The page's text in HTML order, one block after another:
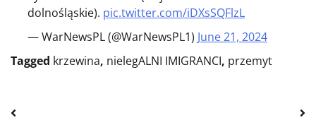
dolnośląskie). pic.twitter.com/iDXsSQFlzL
— WarNewsPL (@WarNewsPL1) June 21, 2024
Tagged krzewina, nielegALNI IMIGRANCI, przemyt
Nawigacja